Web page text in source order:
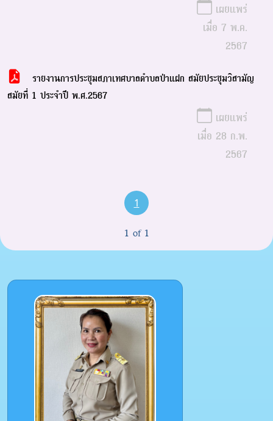
เผยแพร่
เมื่อ 7 พ.ค.
2567
รายงานการประชุมสภาเทศบาลตำบลป่าแฝก สมัยประชุมวิสามัญ
สมัยที่ 1 ประจำปี พ.ศ.2567
เผยแพร่
เมื่อ 28 ก.พ.
2567
1
1 of 1